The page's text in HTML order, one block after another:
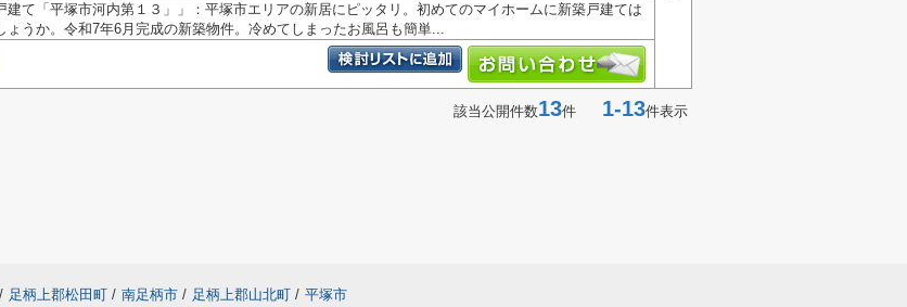
建て「平塚市河内第１３」」：平塚市エリアの新居にピッタリ。初めてのマイホームに新築戸建ては
ょうか。令和7年6月完成の新築物件。冷めてしまったお風呂も簡単...
該当公開件数13件 1-13件表示
/ 足柄上郡松田町 / 南足柄市 / 足柄上郡山北町 / 平塚市